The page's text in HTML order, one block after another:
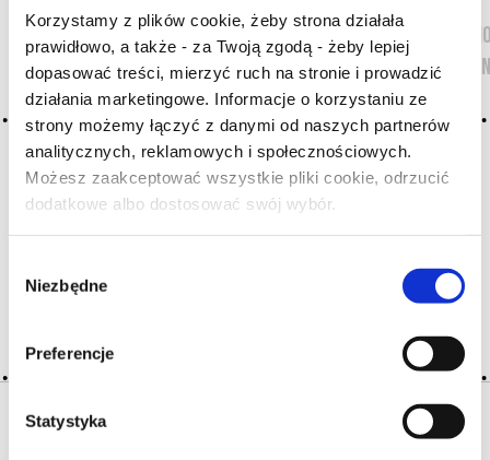
Korzystamy z plików cookie, żeby strona działała
prawidłowo, a także - za Twoją zgodą - żeby lepiej
dopasować treści, mierzyć ruch na stronie i prowadzić
działania marketingowe. Informacje o korzystaniu ze
strony możemy łączyć z danymi od naszych partnerów
analitycznych, reklamowych i społecznościowych.
Możesz zaakceptować wszystkie pliki cookie, odrzucić
dodatkowe albo dostosować swój wybór.
zgody
Niezbędne
Preferencje
Statystyka
Czy masz ukończone 18 lat?
Odmiany
Poradnik
Europa
Australia i
Ameryka
Afryka
Południowa
Alkohole